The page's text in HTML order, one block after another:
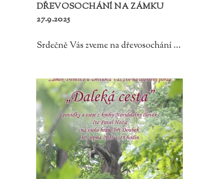
DŘEVOSOCHÁNÍ NA ZÁMKU
27.9.2025
Srdečně Vás zveme na dřevosochání ...